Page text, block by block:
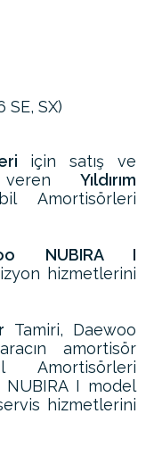
SE, SX)
için satış ve
veren Yıldırım
Amortisörleri
NUBIRA I
hizmetlerini
Tamiri, Daewoo
amortisör
Amortisörleri
I model
hizmetlerini